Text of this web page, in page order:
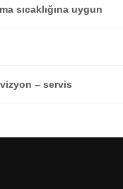
sıcaklığına uygun
– servis